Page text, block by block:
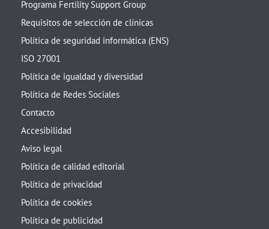
Programa Fertility Support Group
Requisitos de selección de clínicas
Política de seguridad informática (ENS)
ISO 27001
Política de igualdad y diversidad
Política de Redes Sociales
Contacto
Accesibilidad
Aviso legal
Política de calidad editorial
Política de privacidad
Política de cookies
Política de publicidad